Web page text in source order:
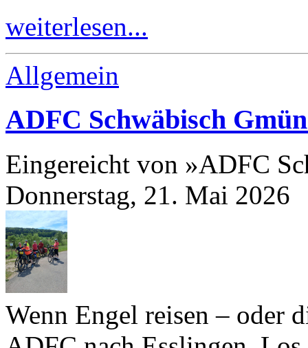
weiterlesen...
Allgemein
ADFC Schwäbisch
Eingereicht von »ADFC
Donnerstag, 21. Mai 2026
Wenn Engel reisen – oder